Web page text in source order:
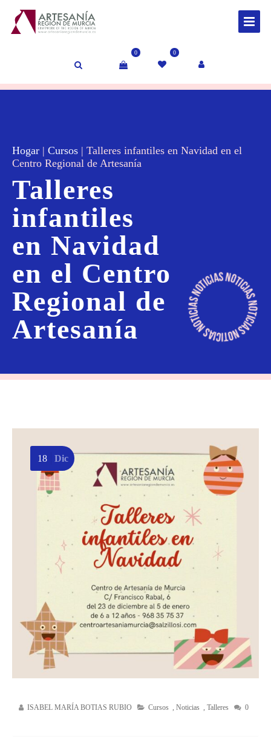
0 0
Hogar | Cursos | Talleres infantiles en Navidad en el
Centro Regional de Artesanía
Talleres
infantiles
en Navidad
en el Centro
Regional de
Artesanía
ISABEL MARÍA BOTIAS RUBIO Cursos Noticias Talleres 0
18 Dic